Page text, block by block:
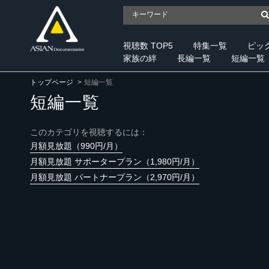
視聴数 TOP5 特集一覧
ピッ
家族の絆
長編一覧 短編一覧
トップページ 短編一覧
短編一覧
このカテゴリを視聴するには：
月額見放題（990円/月）
月額見放題 サポータープラン（1,980円/月）
月額見放題 パートナープラン（2,970円/月）